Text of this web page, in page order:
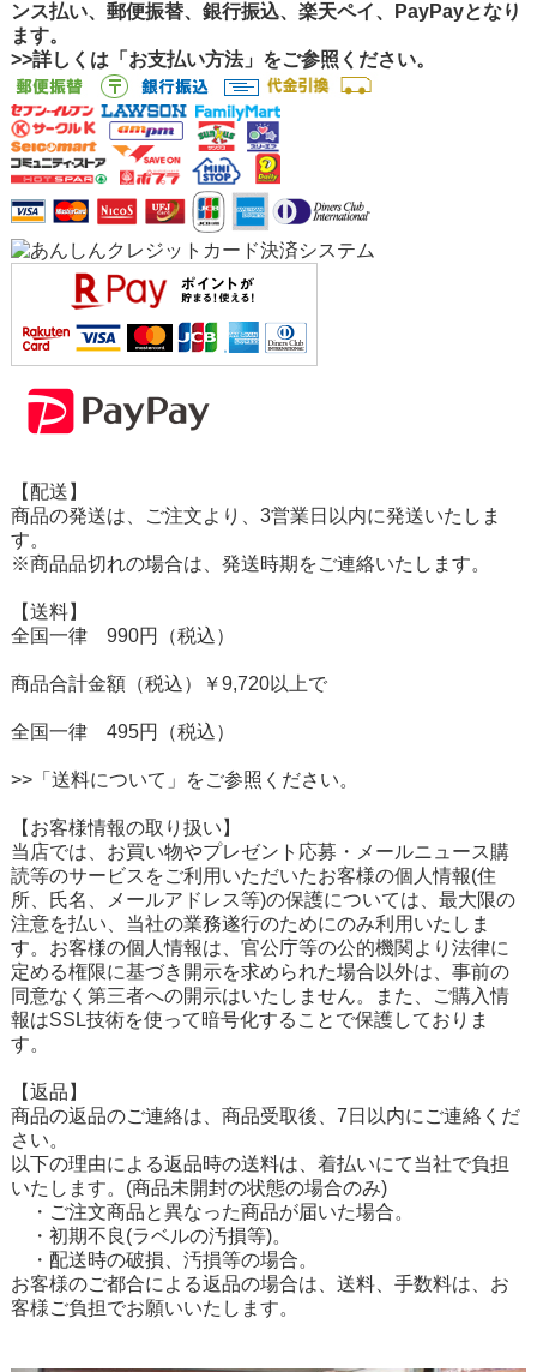
ンス払い、郵便振替、銀行振込、楽天ペイ、PayPayとなり
ます。
>>詳しくは「お支払い方法」をご参照ください。
【配送】
商品の発送は、ご注文より、3営業日以内に発送いたしま
す。
※商品品切れの場合は、発送時期をご連絡いたします。
【送料】
全国一律 990円（税込）
商品合計金額（税込）￥9,720以上で
全国一律 495円（税込）
>>「送料について」をご参照ください。
【お客様情報の取り扱い】
当店では、お買い物やプレゼント応募・メールニュース購
読等のサービスをご利用いただいたお客様の個人情報(住
所、氏名、メールアドレス等)の保護については、最大限の
注意を払い、当社の業務遂行のためにのみ利用いたしま
す。お客様の個人情報は、官公庁等の公的機関より法律に
定める権限に基づき開示を求められた場合以外は、事前の
同意なく第三者への開示はいたしません。また、ご購入情
報はSSL技術を使って暗号化することで保護しておりま
す。
【返品】
商品の返品のご連絡は、商品受取後、7日以内にご連絡くだ
さい。
以下の理由による返品時の送料は、着払いにて当社で負担
いたします。(商品未開封の状態の場合のみ)
・ご注文商品と異なった商品が届いた場合。
・初期不良(ラベルの汚損等)。
・配送時の破損、汚損等の場合。
お客様のご都合による返品の場合は、送料、手数料は、お
客様ご負担でお願いいたします。